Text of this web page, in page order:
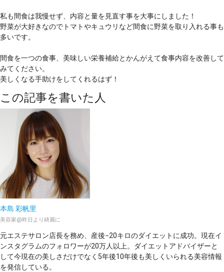
私も間食は我慢せず、内容と量を見直す事を大事にしました！
野菜が大好きなのでトマトやキュウリなど間食に野菜を取り入れる事も
多いです。
間食を一つの食事、美味しい栄養補給とかんがえて食事内容を改善して
みてください。
美しくなる手助けをしてくれるはず！
この記事を書いた人
本島 彩帆里
美容家@昨日より綺麗に
元エステサロン店長を務め、産後−20キロのダイエットに成功。現在イ
ンスタグラムのフォロワーが20万人以上。ダイエットアドバイザーと
して今現在の美しさだけでなく5年後10年後も美しくいられる美容情報
を発信している。